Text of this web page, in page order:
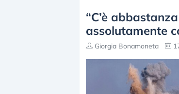
“C’è
assolutamente
Giorgia Bonamoneta